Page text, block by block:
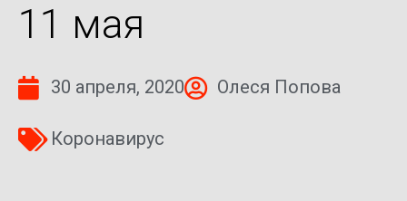
11 мая
30 апреля, 2020 Олеся Попова
Коронавирус